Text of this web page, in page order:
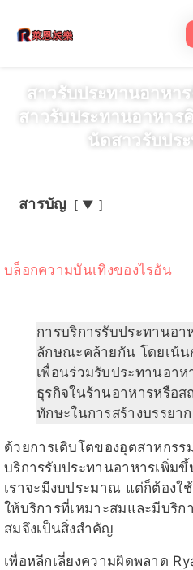
สาวรับประทานอาหา
สาวรับประทานอาหาร
นัดสาวรับปร
สารบัญ ▼
บล็อกความบันเทิงของไรอัน
การบริการรับประทานอา
ลักษณะคล้ายกัน โดยเน้น
เพื่อนร่วมรับประทานอา
ธุรกิจในร้านอาหารหรือ
ทักษะในการสร้างบรรยา
ด้วยการเติบโตของอุตสาหกรร
บริการรับประทานอาหารเพิ่ม
เราจะมีงบประมาณ แต่ก็ต้องใ
ให้บริการที่เหมาะสมและมีบริก
สมจึงเป็นสิ่งสำคัญ
เพื่อหลีกเลี่ยงความผิดพลาด